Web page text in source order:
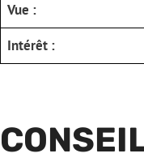
Vue :
Intérêt :